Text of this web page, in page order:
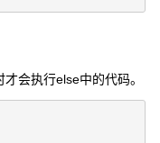
会执行else中的代码。